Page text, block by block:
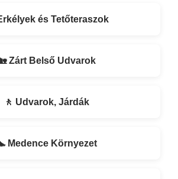
és Tetőteraszok
Zárt Belső Udvarok
🚶 Udvarok, Járdák
Medence Környezet